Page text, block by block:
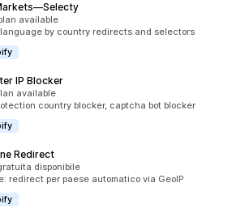
available
by country redirects and selectors
IP Blocker
available
country blocker, captcha bot blocker
Redirect
disponibile
redirect per paese automatico via GeoIP